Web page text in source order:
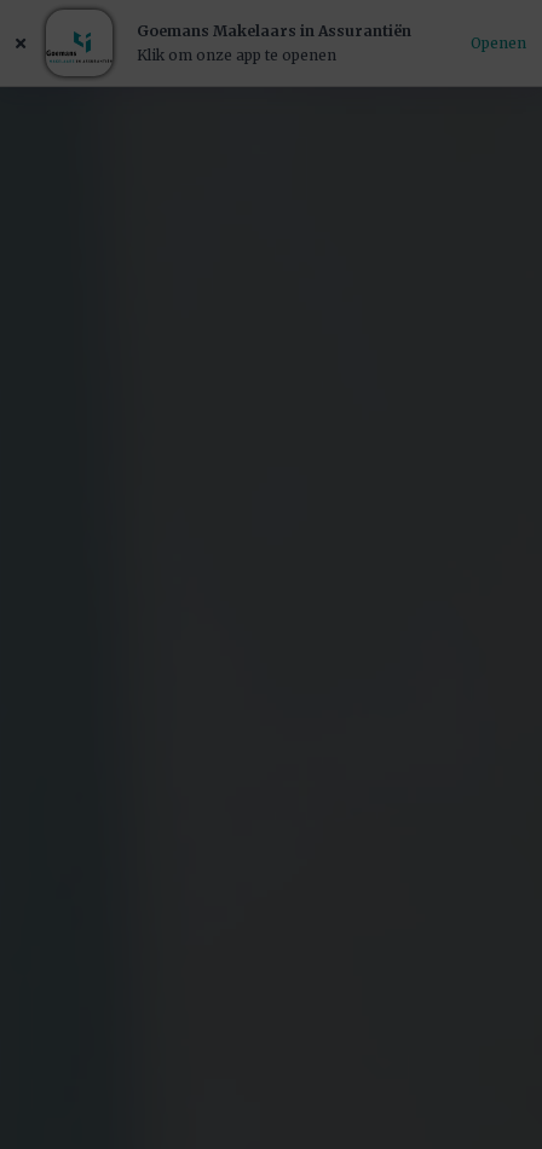
Goemans Makelaars in Assurantiën
Klik om onze app te openen
Openen